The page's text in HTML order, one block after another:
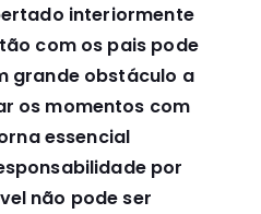
interiormente
com os pais pode
grande obstáculo a
os momentos com
essencial
por
não pode ser